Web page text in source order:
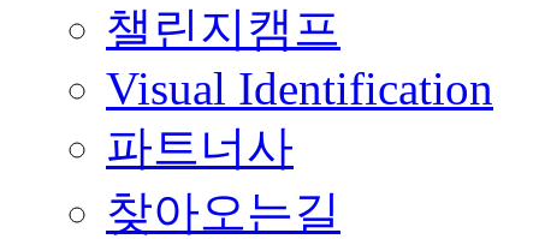
챌린지캠프
Visual Identification
파트너사
찾아오는길